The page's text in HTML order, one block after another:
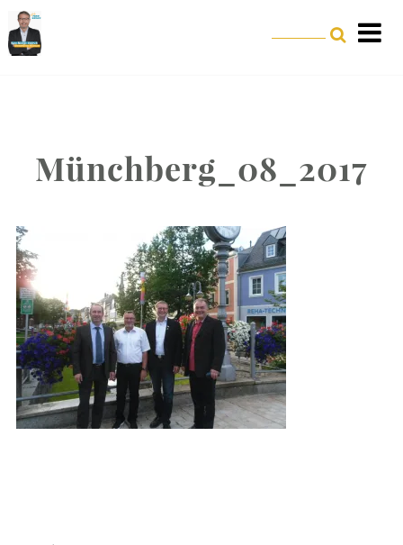
Münchberg_08_2017